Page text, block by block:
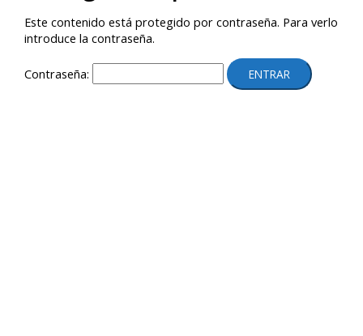
Este contenido está protegido por contraseña. Para verlo
introduce la contraseña.
Contraseña: